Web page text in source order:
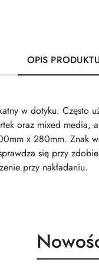
OPIS
w dotyku.
oraz mixed
x 280mm. Znak
się przy
przy nakładaniu.
o